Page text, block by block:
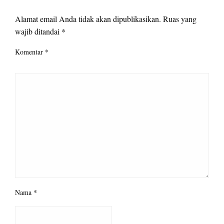
Alamat email Anda tidak akan dipublikasikan. Ruas yang
wajib ditandai *
Komentar *
Nama *